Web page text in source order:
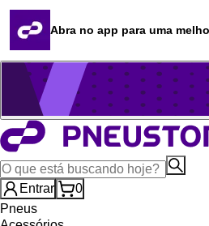
Quero revender
Blog
Whatsapp (16) 99764-8401
Televendas (47) 3046-2551
Entrar
0
Pneus
Abra no app para uma